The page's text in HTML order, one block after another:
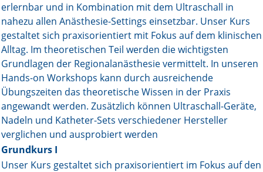
Supplements OrphanAnesthesia
Online First
A&I English
Mediadaten
Autoren-Service
Bestell-Service
Stellenmarkt
erlernbar und in Kombination mit dem Ultraschall in
nahezu allen Anästhesie-Settings einsetzbar. Unser Kurs
gestaltet sich praxisorientiert mit Fokus auf dem klinischen
Alltag. Im theoretischen Teil werden die wichtigsten
Grundlagen der Regionalanästhesie vermittelt. In unseren
Hands-on Workshops kann durch ausreichende
Übungszeiten das theoretische Wissen in der Praxis
angewandt werden. Zusätzlich können Ultraschall-Geräte,
Nadeln und Katheter-Sets verschiedener Hersteller
verglichen und ausprobiert werden
Grundkurs I
Unser Kurs gestaltet sich praxisorientiert im Fokus auf den